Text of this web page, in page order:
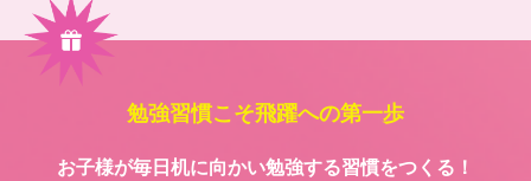
勉強習慣こそ飛躍への第一歩
お子様が毎日机に向かい勉強する習慣をつくる！